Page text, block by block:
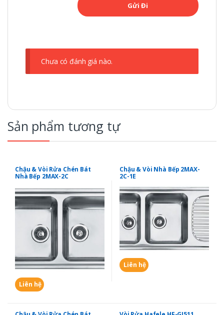
Chưa có đánh giá nào.
Sản phẩm tương tự
Chậu & Vòi Rửa Chén Bát
Nhà Bếp 2MAX-2C
Liên hệ
Chậu & Vòi Nhà Bếp 2MAX-
2C-1E
Liên hệ